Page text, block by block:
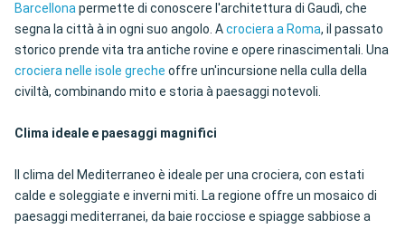
Barcellonapermette di conoscere l'architettura di Gaudì, che
segna la città à in ogni suo angolo. Acrociera a Roma, il passato
storico prende vita tra antiche rovine e opere rinascimentali. Una
crociera nelle isole greche offre un'incursione nella culla della
civiltà, combinando mito e storia à paesaggi notevoli.
Clima ideale e paesaggi magnifici
Il clima del Mediterraneo è ideale per una crociera, con estati
calde e soleggiate e inverni miti. La regione offre un mosaico di
paesaggi mediterranei, da baie rocciose e spiagge sabbiose a